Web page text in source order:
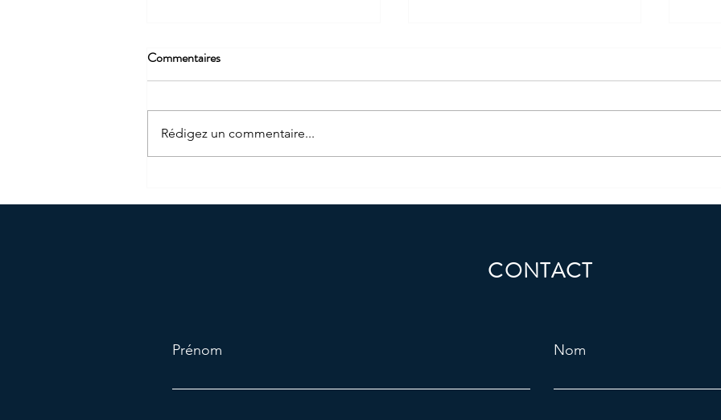
meilleur des outils ...?
Mesures en faveur des familles.
AXA
Commentaires
Rédigez un commentaire...
CONTACT
Prénom Nom